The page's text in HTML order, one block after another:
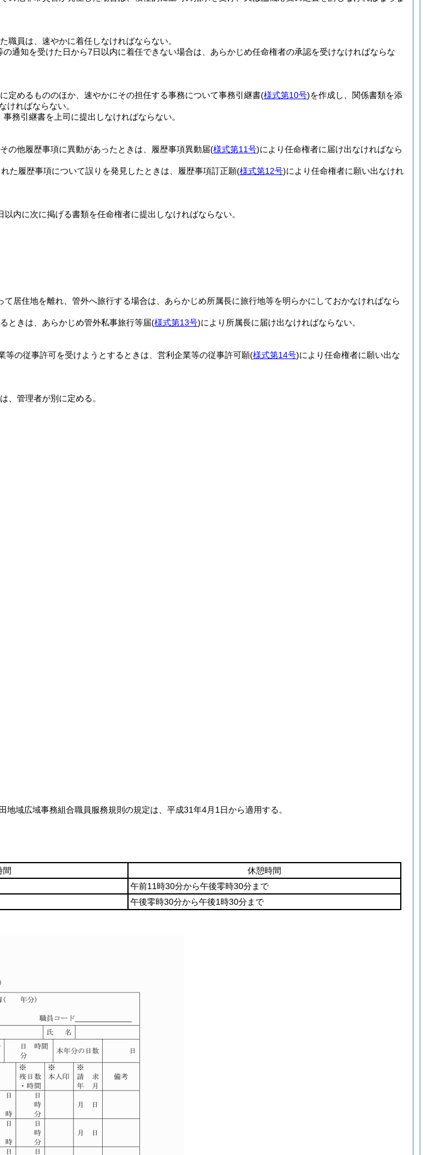
職員は、速やかに着任しなければならない。
通知を受けた日から7日以内に着任できない場合は、あらかじめ任命権者の承認を受けなければならな
定めるもののほか、速やかにその担任する事務について事務引継書(様式第10号)を作成し、関係書類を添
ければならない。
務引継書を上司に提出しなければならない。
の他履歴事項に異動があったときは、履歴事項異動届(様式第11号)により任命権者に届け出なければなら
た履歴事項について誤りを発見したときは、履歴事項訂正願(様式第12号)により任命権者に願い出なけれ
内に次に掲げる書類を任命権者に提出しなければならない。
居住地を離れ、管外へ旅行する場合は、あらかじめ所属長に旅行地等を明らかにしておかなければなら
ときは、あらかじめ管外私事旅行等届(様式第13号)により所属長に届け出なければならない。
等の従事許可を受けようとするときは、営利企業等の従事許可願(様式第14号)により任命権者に願い出な
、管理者が別に定める。
地域広域事務組合職員服務規則の規定は、平成31年4月1日から適用する。
間
休憩時間
午前11時30分から午後零時30分まで
午後零時30分から午後1時30分まで